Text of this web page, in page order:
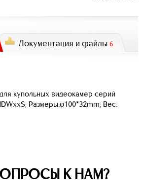
Документация и файлы 6
купольных видеокамер серий
Размеры:φ100*32mm; Вес:
К НАМ?